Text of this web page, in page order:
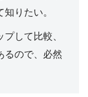
りたい。
して比較、
るので、必然